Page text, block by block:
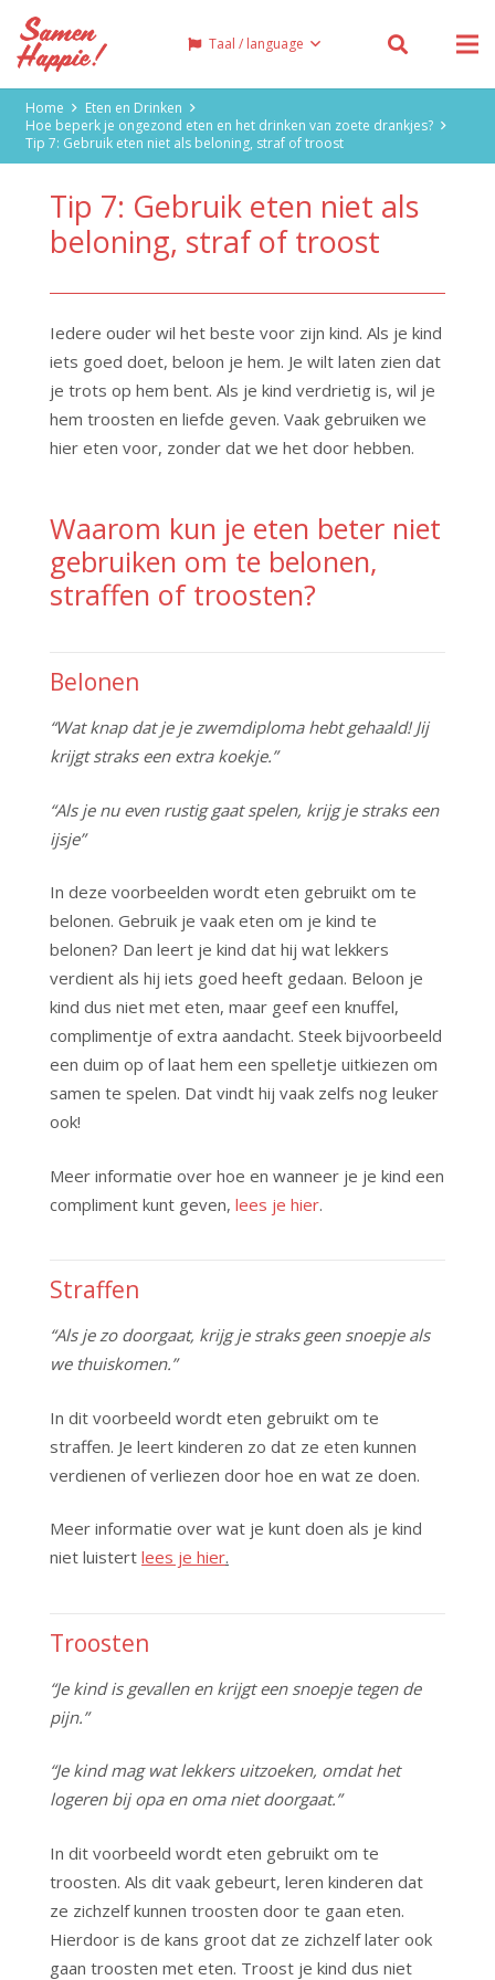
Taal / language
Home
Eten en Drinken
Hoe beperk je ongezond eten en het drinken van zoete drankjes?
Tip 7: Gebruik eten niet als beloning, straf of troost
Tip 7: Gebruik eten niet als
beloning, straf of troost
Iedere ouder wil het beste voor zijn kind. Als je kind
iets goed doet, beloon je hem. Je wilt laten zien dat
je trots op hem bent. Als je kind verdrietig is, wil je
hem troosten en liefde geven. Vaak gebruiken we
hier eten voor, zonder dat we het door hebben.
Waarom kun je eten beter niet
gebruiken om te belonen,
straffen of troosten?
Belonen
“Wat knap dat je je zwemdiploma hebt gehaald! Jij
krijgt straks een extra koekje.”
“Als je nu even rustig gaat spelen, krijg je straks een
ijsje”
In deze voorbeelden wordt eten gebruikt om te
belonen. Gebruik je vaak eten om je kind te
belonen? Dan leert je kind dat hij wat lekkers
verdient als hij iets goed heeft gedaan. Beloon je
kind dus niet met eten, maar geef een knuffel,
complimentje of extra aandacht. Steek bijvoorbeeld
een duim op of laat hem een spelletje uitkiezen om
samen te spelen. Dat vindt hij vaak zelfs nog leuker
ook!
Meer informatie over hoe en wanneer je je kind een
compliment kunt geven, lees je hier.
Straffen
“Als je zo doorgaat, krijg je straks geen snoepje als
we thuiskomen.”
In dit voorbeeld wordt eten gebruikt om te
straffen. Je leert kinderen zo dat ze eten kunnen
verdienen of verliezen door hoe en wat ze doen.
Meer informatie over wat je kunt doen als je kind
niet luistert lees je hier.
Troosten
“Je kind is gevallen en krijgt een snoepje tegen de
pijn.”
“Je kind mag wat lekkers uitzoeken, omdat het
logeren bij opa en oma niet doorgaat.”
In dit voorbeeld wordt eten gebruikt om te
troosten. Als dit vaak gebeurt, leren kinderen dat
ze zichzelf kunnen troosten door te gaan eten.
Hierdoor is de kans groot dat ze zichzelf later ook
gaan troosten met eten. Troost je kind dus niet